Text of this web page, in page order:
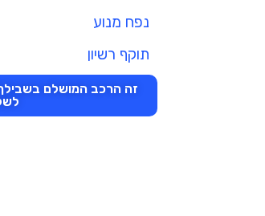
נפח מנוע
תוקף רשיון
זה הרכב המושלם